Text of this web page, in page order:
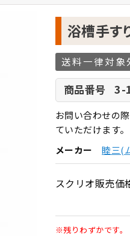
浴槽手す
送料一律対象
商品番号 3-
お問い合わせの
ていただけます。
メーカー
睦三(
スクリオ販売価
※残りわずかです。